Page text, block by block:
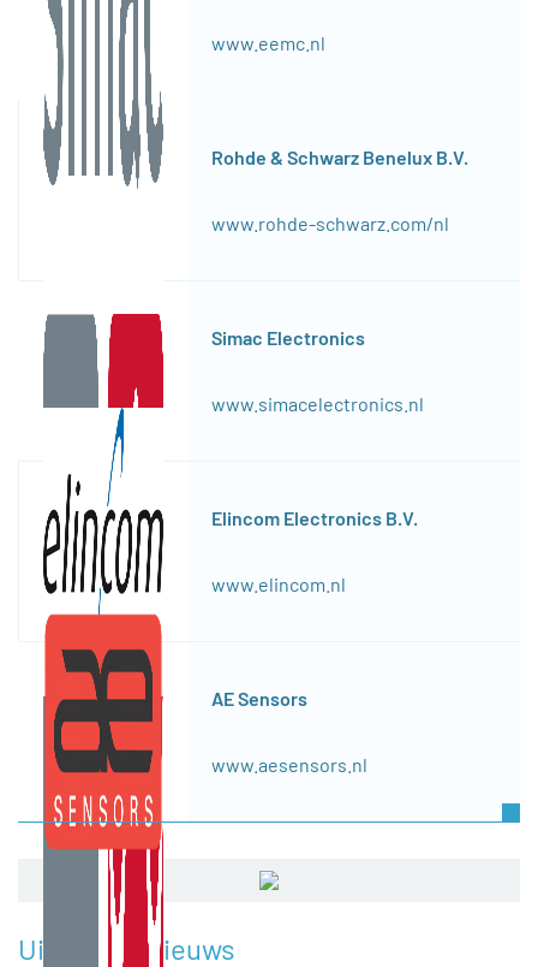
www.eemc.nl
Rohde & Schwarz Benelux B.V.
www.rohde-schwarz.com/nl
Simac Electronics
www.simacelectronics.nl
Elincom Electronics B.V.
www.elincom.nl
AE Sensors
www.aesensors.nl
Uitgelicht nieuws